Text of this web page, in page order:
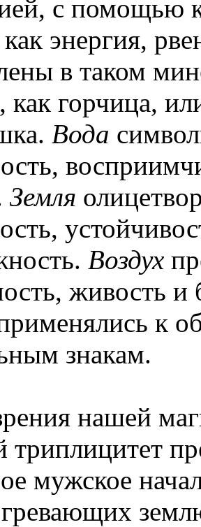
с помощью
как энергия,
в таком
как горчица,
Вода
Земля
Воздух
живость и
к
знакам.
нашей
мужское